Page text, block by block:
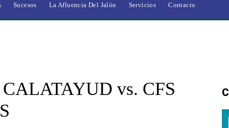
Sucesos La Afluencia Del Jalón Servicios Contacto
vs. CFS